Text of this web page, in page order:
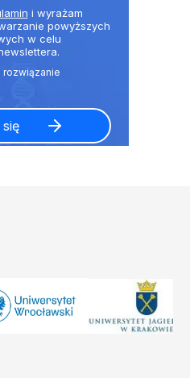
i wyrażam
powyższych
w celu